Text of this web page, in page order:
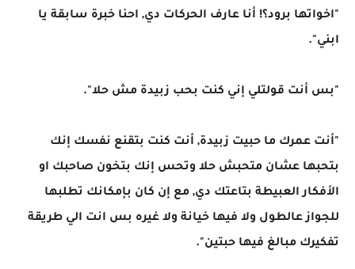
"اخواتها برود؟! أنا عارف الحركات دي, احنا خبرة سابقة يا
ابني".
"بس أنت قولتلي إني كنت بحب زبيدة مش حلا".
"أنت عمرك ما حبيت زبيدة, أنت كنت بتقنع نفسك إنك
بتحبها عشان متحبش حلا وتحس إنك بتخون صاحبك او
الأفكار العبيطة بتاعتك دي, مع إن كان بإمكانك تطلبها
للجواز عالطول ولا فيها خيانة ولا غيره بس انت الي طريقة
تفكيرك مبالغ فيها حبتين".